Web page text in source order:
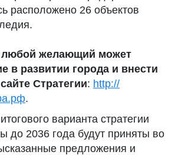
расположено 26 объектов
любой желающий может
в развитии города и внести
Стратегии: http://
.
варианта стратегии
до 2036 года будут приняты во
предложения и